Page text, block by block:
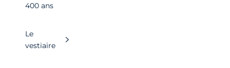
400 ans
Le
vestiaire